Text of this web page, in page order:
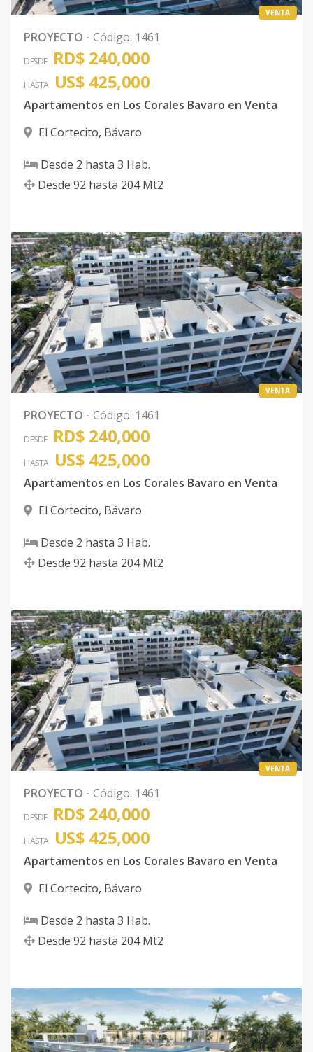
VENTA
PROYECTO - Código: 1461
DESDE RD$ 240,000
HASTA US$ 425,000
Apartamentos en Los Corales Bavaro en Venta
El Cortecito, Bávaro
Desde 2 hasta 3 Hab.
Desde 92 hasta 204 Mt2
VENTA
PROYECTO - Código: 1461
DESDE RD$ 240,000
HASTA US$ 425,000
Apartamentos en Los Corales Bavaro en Venta
El Cortecito, Bávaro
Desde 2 hasta 3 Hab.
Desde 92 hasta 204 Mt2
VENTA
PROYECTO - Código: 1461
DESDE RD$ 240,000
HASTA US$ 425,000
Apartamentos en Los Corales Bavaro en Venta
El Cortecito, Bávaro
Desde 2 hasta 3 Hab.
Desde 92 hasta 204 Mt2